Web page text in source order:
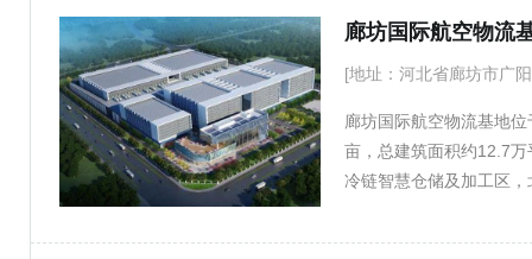
廊坊国际航空物流
[地址：河北省廊坊市广
廊坊国际航空物流基地
亩，总建筑面积约12.7
冷链智慧仓储及加工区
冷链物流一站式服务平